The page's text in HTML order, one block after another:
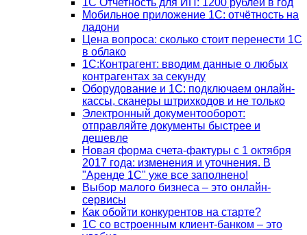
1С Отчетность для ИП: 1200 рублей в год
Мобильное приложение 1С: отчётность на
ладони
Цена вопроса: сколько стоит перенести 1С
в облако
1С:Контрагент: вводим данные о любых
контрагентах за секунду
Оборудование и 1С: подключаем онлайн-
кассы, сканеры штрихкодов и не только
Электронный документооборот:
отправляйте документы быстрее и
дешевле
Новая форма счета-фактуры с 1 октября
2017 года: изменения и уточнения. В
"Аренде 1С" уже все заполнено!
Выбор малого бизнеса – это онлайн-
сервисы
Как обойти конкурентов на старте?
1C со встроенным клиент-банком – это